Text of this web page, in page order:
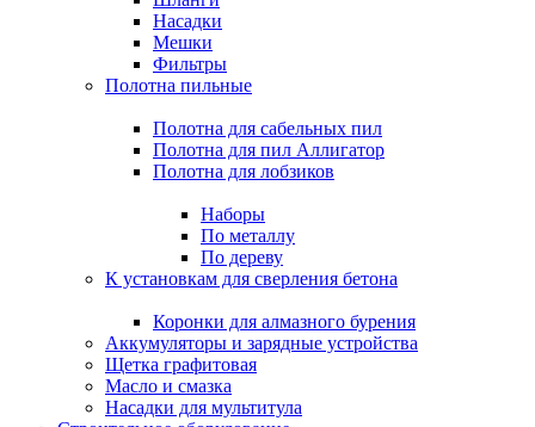
Насадки
Мешки
Фильтры
Полотна пильные
Полотна для сабельных пил
Полотна для пил Аллигатор
Полотна для лобзиков
Наборы
По металлу
По дереву
К установкам для сверления бетона
Коронки для алмазного бурения
Аккумуляторы и зарядные устройства
Щетка графитовая
Масло и смазка
Насадки для мультитула